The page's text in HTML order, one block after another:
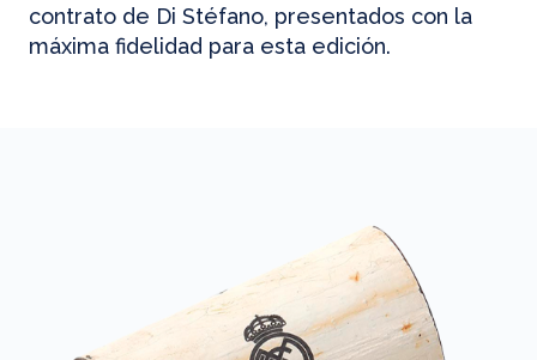
contrato de Di Stéfano, presentados con la
máxima fidelidad para esta edición.